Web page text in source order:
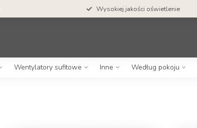
Wysokiej jakości oświetlenie
Wentylatory sufitowe Inne Według pokoju